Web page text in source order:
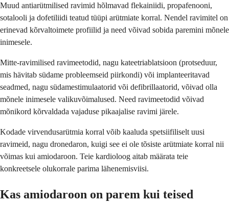
Muud antiarütmilised ravimid hõlmavad flekainiidi, propafenooni,
sotalooli ja dofetiliidi teatud tüüpi arütmiate korral. Nendel ravimitel on
erinevad kõrvaltoimete profiilid ja need võivad sobida paremini mõnele
inimesele.
Mitte-ravimilised ravimeetodid, nagu kateetriablatsioon (protseduur,
mis hävitab südame probleemseid piirkondi) või implanteeritavad
seadmed, nagu südamestimulaatorid või defibrillaatorid, võivad olla
mõnele inimesele valikuvõimalused. Need ravimeetodid võivad
mõnikord kõrvaldada vajaduse pikaajalise ravimi järele.
Kodade virvendusarütmia korral võib kaaluda spetsiifiliselt uusi
ravimeid, nagu dronedaron, kuigi see ei ole tõsiste arütmiate korral nii
võimas kui amiodaroon. Teie kardioloog aitab määrata teie
konkreetsele olukorrale parima lähenemisviisi.
Kas amiodaroon on parem kui teised